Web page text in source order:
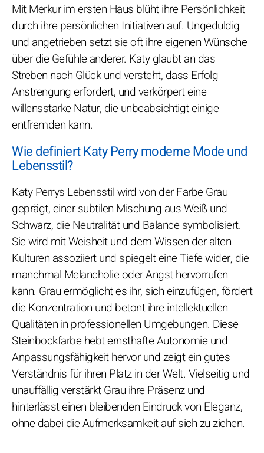
Mit Merkur im ersten Haus blüht ihre Persönlichkeit
durch ihre persönlichen Initiativen auf. Ungeduldig
und angetrieben setzt sie oft ihre eigenen Wünsche
über die Gefühle anderer. Katy glaubt an das
Streben nach Glück und versteht, dass Erfolg
Anstrengung erfordert, und verkörpert eine
willensstarke Natur, die unbeabsichtigt einige
entfremden kann.
Wie definiert Katy Perry moderne Mode und
Lebensstil?
Katy Perrys Lebensstil wird von der Farbe Grau
geprägt, einer subtilen Mischung aus Weiß und
Schwarz, die Neutralität und Balance symbolisiert.
Sie wird mit Weisheit und dem Wissen der alten
Kulturen assoziiert und spiegelt eine Tiefe wider, die
manchmal Melancholie oder Angst hervorrufen
kann. Grau ermöglicht es ihr, sich einzufügen, fördert
die Konzentration und betont ihre intellektuellen
Qualitäten in professionellen Umgebungen. Diese
Steinbockfarbe hebt ernsthafte Autonomie und
Anpassungsfähigkeit hervor und zeigt ein gutes
Verständnis für ihren Platz in der Welt. Vielseitig und
unauffällig verstärkt Grau ihre Präsenz und
hinterlässt einen bleibenden Eindruck von Eleganz,
ohne dabei die Aufmerksamkeit auf sich zu ziehen.